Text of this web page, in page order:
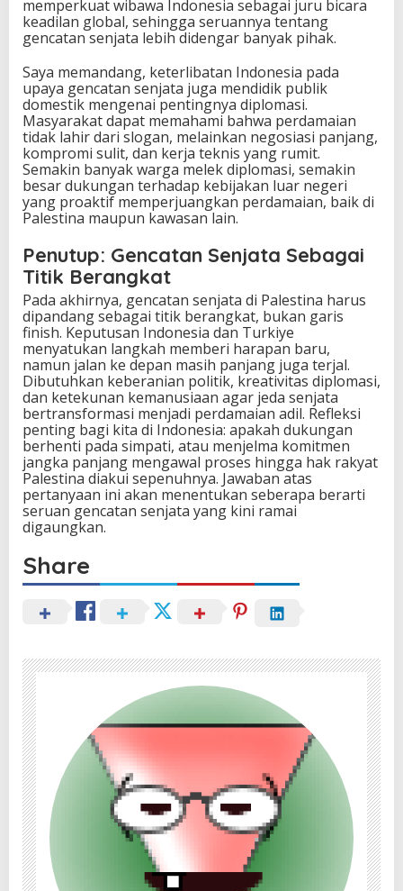
memperkuat wibawa Indonesia sebagai juru bicara
keadilan global, sehingga seruannya tentang
gencatan senjata lebih didengar banyak pihak.
Saya memandang, keterlibatan Indonesia pada
upaya gencatan senjata juga mendidik publik
domestik mengenai pentingnya diplomasi.
Masyarakat dapat memahami bahwa perdamaian
tidak lahir dari slogan, melainkan negosiasi panjang,
kompromi sulit, dan kerja teknis yang rumit.
Semakin banyak warga melek diplomasi, semakin
besar dukungan terhadap kebijakan luar negeri
yang proaktif memperjuangkan perdamaian, baik di
Palestina maupun kawasan lain.
Penutup: Gencatan Senjata Sebagai
Titik Berangkat
Pada akhirnya, gencatan senjata di Palestina harus
dipandang sebagai titik berangkat, bukan garis
finish. Keputusan Indonesia dan Turkiye
menyatukan langkah memberi harapan baru,
namun jalan ke depan masih panjang juga terjal.
Dibutuhkan keberanian politik, kreativitas diplomasi,
dan ketekunan kemanusiaan agar jeda senjata
bertransformasi menjadi perdamaian adil. Refleksi
penting bagi kita di Indonesia: apakah dukungan
berhenti pada simpati, atau menjelma komitmen
jangka panjang mengawal proses hingga hak rakyat
Palestina diakui sepenuhnya. Jawaban atas
pertanyaan ini akan menentukan seberapa berarti
seruan gencatan senjata yang kini ramai
digaungkan.
Share